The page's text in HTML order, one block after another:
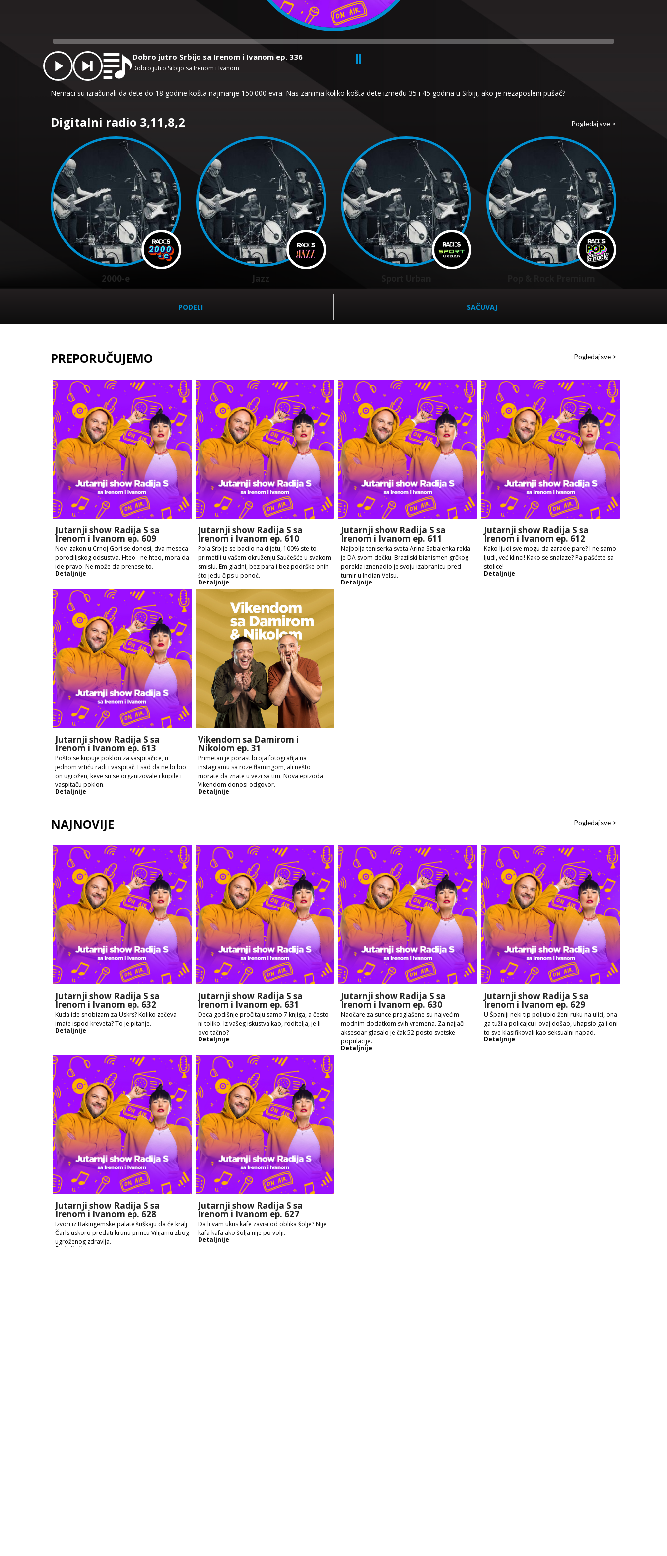
Player
Dobro jutro Srbijo sa Irenom i Ivanom ep. 336
Dobro jutro Srbijo sa Irenom i Ivanom
Nemaci su izračunali da dete do 18 godine košta najmanje 150.000 evra. Nas zanima koliko košta dete između 35 i 45 godina u Srbiji, ako je nezaposleni pušač?
Digitalni radio 3,11,8,2 Pogledaj sve >
2000-e Jazz
PODELI SAČUVAJ
PREPORUČUJEMO Pogledaj sve >
Jutarnji show Radija S sa
Irenom i Ivanom ep. 609
Novi zakon u Crnoj Gori se donosi, dva meseca
porodiljskog odsustva. Hteo - ne hteo, mora da
ide pravo. Ne može da prenese to.
Detaljnije
Jutarnji show Radija S sa
Irenom i Ivanom ep. 610
Pola Srbije se bacilo na dijetu, 100% ste to
primetili u vašem okruženju.Saučešće u svakom
smislu. Em gladni, bez para i bez podrške onih
što jedu čips u ponoć.
Detaljnije
Jutarnji show Radija S sa
Irenom i Ivanom ep. 611
Najbolja teniserka sveta Arina Sabalenka rekla
je DA svom dečku. Brazilski biznismen grčkog
porekla iznenadio je svoju izabranicu pred
turnir u Indian Velsu.
Detaljnije
Jutarnji show Radija S sa
Irenom i Ivanom ep. 612
Kako ljudi sve mogu da zarade pare? I ne samo
ljudi, već klinci! Kako se snalaze? Pa pašćete sa
stolice!
Detaljnije
Jutarnji show Radija S sa
Irenom i Ivanom ep. 613
Pošto se kupuje poklon za vaspitačice, u
jednom vrtiću radi i vaspitač. I sad da ne bi bio
on ugrožen, keve su se organizovale i kupile i
vaspitaču poklon.
Detaljnije
Vikendom sa Damirom i
Nikolom ep. 31
Primetan je porast broja fotografija na
instagramu sa roze flamingom, ali nešto
morate da znate u vezi sa tim. Nova epizoda
Vikendom donosi odgovor.
Detaljnije
NAJNOVIJE Pogledaj sve >
Jutarnji show Radija S sa
Irenom i Ivanom ep. 632
Kuda ide snobizam za Uskrs? Koliko zečeva
imate ispod kreveta? To je pitanje.
Detaljnije
Jutarnji show Radija S sa
Irenom i Ivanom ep. 631
Deca godišnje pročitaju samo 7 knjiga, a često
ni toliko. Iz vašeg iskustva kao, roditelja, je li
ovo tačno?
Detaljnije
Jutarnji show Radija S sa
Irenom i Ivanom ep. 630
Naočare za sunce proglašene su najvećim
modnim dodatkom svih vremena. Za najjači
aksesoar glasalo je čak 52 posto svetske
populacije.
Detaljnije
Jutarnji show Radija S sa
Irenom i Ivanom ep. 629
U Španiji neki tip poljubio ženi ruku na ulici, ona
ga tužila policajcu i ovaj došao, uhapsio ga i oni
to sve klasifikovali kao seksualni napad.
Detaljnije
Jutarnji show Radija S sa
Irenom i Ivanom ep. 628
Izvori iz Bakingemske palate šuškaju da će kralj
Čarls uskoro predati krunu princu Vilijamu zbog
ugroženog zdravlja.
Detaljnije
Jutarnji show Radija S sa
Irenom i Ivanom ep. 627
Da li vam ukus kafe zavisi od oblika šolje? Nije
kafa kafa ako šolja nije po volji.
Detaljnije